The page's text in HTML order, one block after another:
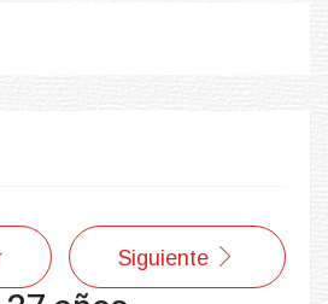
Siguiente